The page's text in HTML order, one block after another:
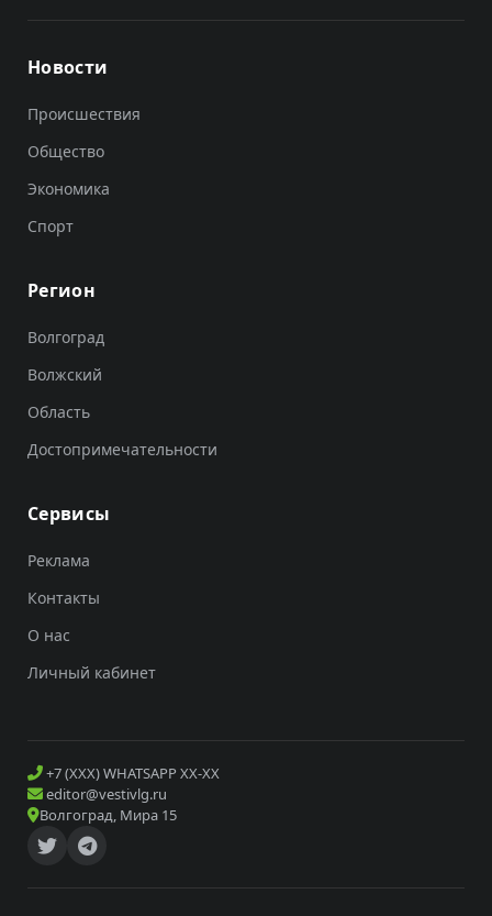
Новости
Происшествия
Общество
Экономика
Спорт
Регион
Волгоград
Волжский
Область
Достопримечательности
Сервисы
Реклама
Контакты
О нас
Личный кабинет
+7 (XXX) WHATSAPP XX-XX
editor@vestivlg.ru
Волгоград, Мира 15